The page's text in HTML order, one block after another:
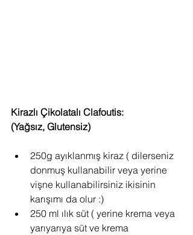
Kirazlı Çikolatalı Clafoutis:
(Yağsız, Glutensiz)
250g ayıklanmış kiraz ( dilerseniz
donmuş kullanabilir veya yerine
vişne kullanabilirsiniz ikisinin
karışımı da olur :)
250 ml ılık süt ( yerine krema veya
yarıyarıya süt ve krema